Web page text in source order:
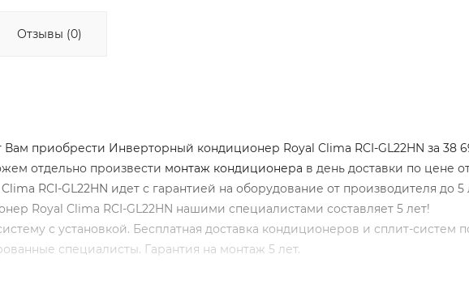
Отзывы (0)
приобрести Инверторный кондиционер Royal Clima RCI-GL22HN за 38
отдельно произвести монтаж кондиционера в день доставки по цене
RCI-GL22HN идет с гарантией на оборудование от производителя до 5
Royal Clima RCI-GL22HN нашими специалистами составляет 5 лет!
с установкой. Бесплатная доставка кондиционеров и сплит-систем
специалисты. Гарантия на монтаж 5 лет.